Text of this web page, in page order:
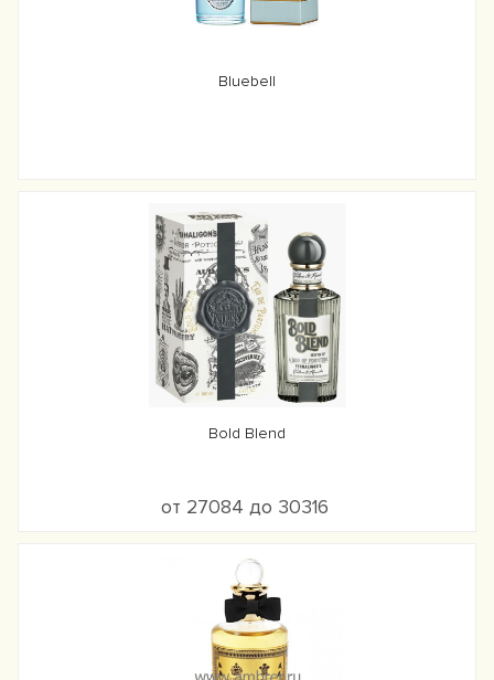
Bluebell
Bold Blend
от 27084 до 30316